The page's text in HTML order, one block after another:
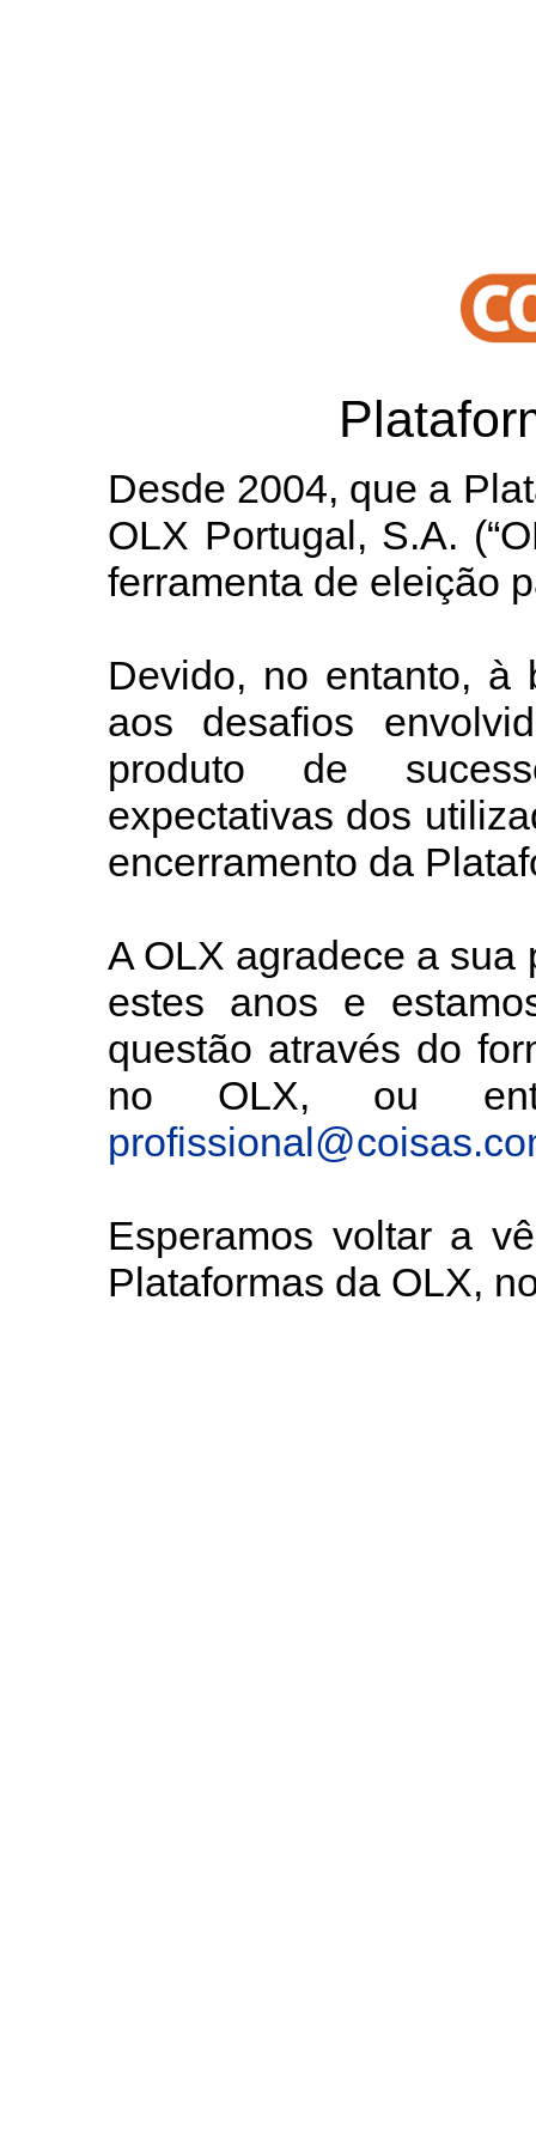
Desde 2004, que a
OLX Portugal, S.A.
ferramenta de eleição
Devido, no entanto, à
aos desafios
produto de
expectativas dos
encerramento da
A OLX agradece a sua
estes anos e
questão através do
no OLX, ou
Esperamos voltar a
Plataformas da OLX,